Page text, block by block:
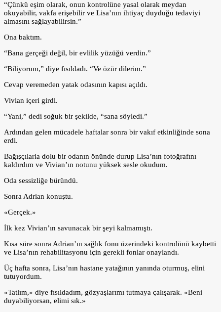
“Çünkü eşim olarak, onun kontrolüne yasal olarak meydan
okuyabilir, vakfa erişebilir ve Lisa’nın ihtiyaç duyduğu tedaviyi
almasını sağlayabilirsin.”
Ona baktım.
“Bana gerçeği değil, bir evlilik yüzüğü verdin.”
“Biliyorum,” diye fısıldadı. “Ve özür dilerim.”
Cevap veremeden yatak odasının kapısı açıldı.
Vivian içeri girdi.
“Yani,” dedi soğuk bir şekilde, “sana söyledi.”
Ardından gelen mücadele haftalar sonra bir vakıf etkinliğinde sona
erdi.
Bağışçılarla dolu bir odanın önünde durup Lisa’nın fotoğrafını
kaldırdım ve Vivian’ın notunu yüksek sesle okudum.
Oda sessizliğe büründü.
Sonra Adrian konuştu.
«Gerçek.»
İlk kez Vivian’ın savunacak bir şeyi kalmamıştı.
Kısa süre sonra Adrian’ın sağlık fonu üzerindeki kontrolünü kaybetti
ve Lisa’nın rehabilitasyonu için gerekli fonlar onaylandı.
Üç hafta sonra, Lisa’nın hastane yatağının yanında oturmuş, elini
tutuyordum.
«Tatlım,» diye fısıldadım, gözyaşlarımı tutmaya çalışarak. «Beni
duyabiliyorsan, elimi sık.»